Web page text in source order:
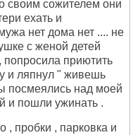
своим сожителем они
ехать и
нет дома нет .... не
с женой детей
попросила приютить
и ляпнул " живешь
посмеялись над моей
и пошли ужинать .
, пробки , парковка и